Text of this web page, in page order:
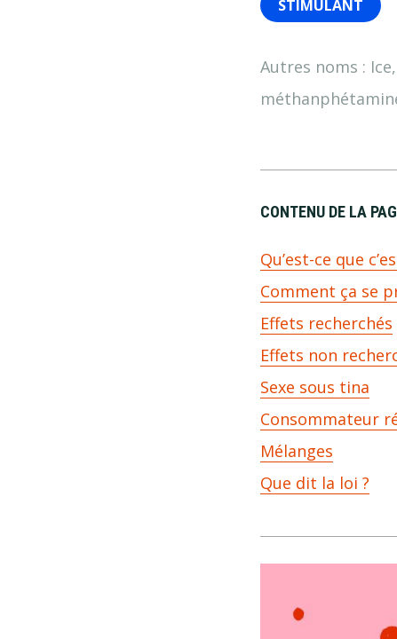
STIMULANT
CONTENU DE LA
Qu’est-ce que
Comment ça se
Effets recherchés
Effets non
Sexe sous tina
Consommateur
Mélanges
Que dit la loi ?